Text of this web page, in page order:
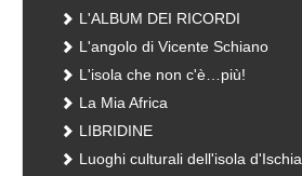
L'ALBUM DEI RICORDI
L'angolo di Vicente Schiano
L'isola che non c'è…più!
La Mia Africa
LIBRIDINE
Luoghi culturali dell'isola d'Ischia